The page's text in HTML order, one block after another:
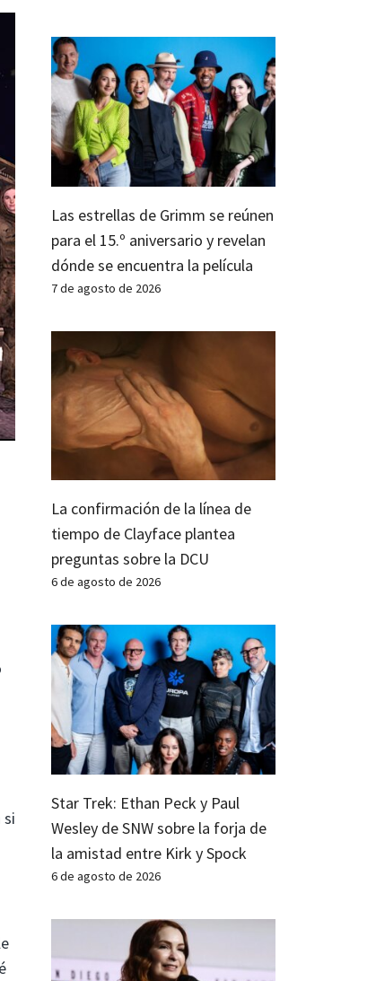
si
Las estrellas de Grimm se reúnen
para el 15.º aniversario y revelan
dónde se encuentra la película
7 de agosto de 2026
La confirmación de la línea de
tiempo de Clayface plantea
preguntas sobre la DCU
6 de agosto de 2026
Star Trek: Ethan Peck y Paul
Wesley de SNW sobre la forja de
la amistad entre Kirk y Spock
6 de agosto de 2026